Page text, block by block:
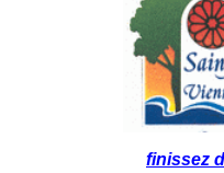
finissez